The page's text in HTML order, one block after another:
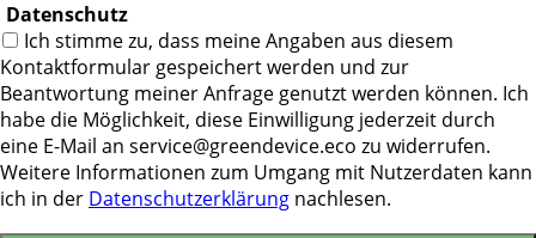
Datenschutz
Ich stimme zu, dass meine Angaben aus diesem
Kontaktformular gespeichert werden und zur
Beantwortung meiner Anfrage genutzt werden können. Ich
habe die Möglichkeit, diese Einwilligung jederzeit durch
eine E-Mail an service@greendevice.eco zu widerrufen.
Weitere Informationen zum Umgang mit Nutzerdaten kann
ich in der Datenschutzerklärung nachlesen.